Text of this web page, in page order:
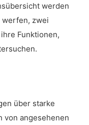
werden
werfen, zwei
Funktionen,
über starke
von angesehenen